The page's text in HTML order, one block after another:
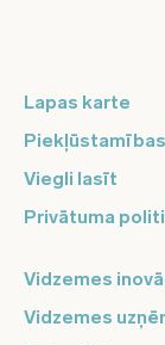
Lapas karte
Viegli lasīt
Privātuma
Vidzemes
Vidzemes